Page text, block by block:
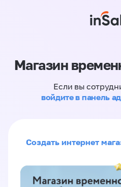
Магазин
Если вы
войдите в панель
Создать интернет